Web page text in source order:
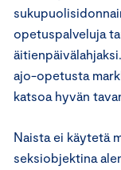
opetuspalveluja
ajo-opetusta
katsoa hyvän
Naista ei käytetä
seksiobjektina